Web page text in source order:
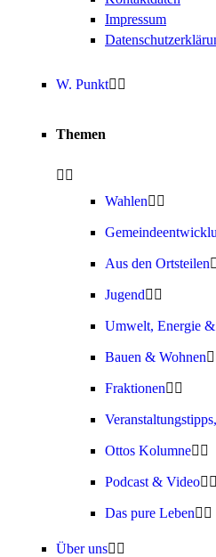
Impressum
W. Punkt
Themen
Wahlen
Aus den Ortsteilen
Jugend
Umwelt, Energie
Bauen & Wohnen
Fraktionen
Ottos Kolumne
Podcast & Video
Das pure Leben
Über uns